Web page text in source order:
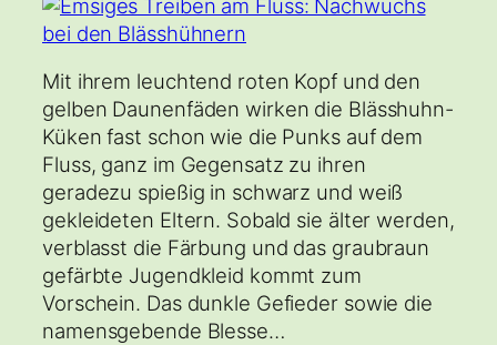
Mit ihrem leuchtend roten Kopf und den
gelben Daunenfäden wirken die Blässhuhn-
Küken fast schon wie die Punks auf dem
Fluss, ganz im Gegensatz zu ihren
geradezu spießig in schwarz und weiß
gekleideten Eltern. Sobald sie älter werden,
verblasst die Färbung und das graubraun
gefärbte Jugendkleid kommt zum
Vorschein. Das dunkle Gefieder sowie die
namensgebende Blesse…